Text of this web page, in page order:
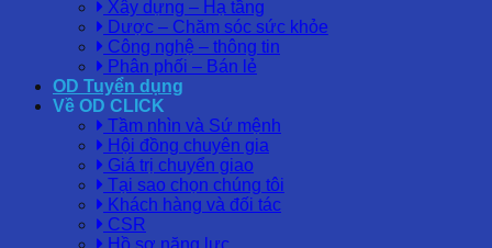
Xây dựng – Hạ tầng
Dược – Chăm sóc sức khỏe
Công nghệ – thông tin
Phân phối – Bán lẻ
OD Tuyển dụng
Về OD CLICK
Tầm nhìn và Sứ mệnh
Hội đồng chuyên gia
Giá trị chuyển giao
Tại sao chọn chúng tôi
Khách hàng và đối tác
CSR
Hồ sơ năng lực